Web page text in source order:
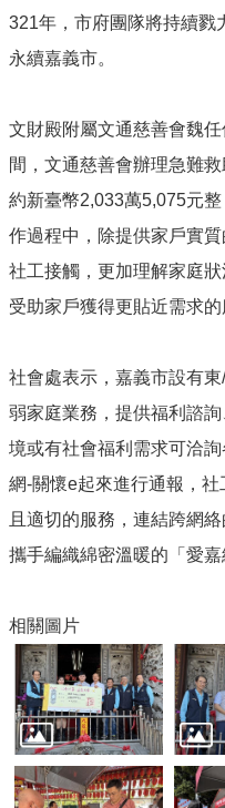
訊
市
府
社
會
FB
321年，市府團隊將持續戮
永續嘉義市。
文財殿附屬文通慈善會魏
間，文通慈善會辦理急難
約新臺幣2,033萬5,075元
作過程中，除提供家戶實
社工接觸，更加理解家庭
受助家戶獲得更貼近需求的
社會處表示，嘉義市設有
弱家庭業務，提供福利諮
境或有社會福利需求可洽
網-關懷e起來進行通報，
且適切的服務，連結跨網
攜手編織綿密溫暖的「愛嘉
相關圖片